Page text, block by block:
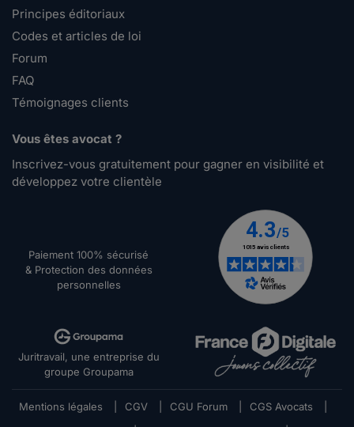
Principes éditoriaux
Codes et articles de loi
Forum
FAQ
Témoignages clients
Vous êtes avocat ?
Inscrivez-vous gratuitement pour gagner en visibilité et
développez votre clientèle
Paiement 100% sécurisé
& Protection des données
personnelles
Juritravail, une entreprise du
groupe Groupama
Mentions légales CGV CGU Forum CGS Avocats